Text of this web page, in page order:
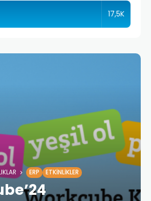
17,5K
ERP ETKINLIKLER